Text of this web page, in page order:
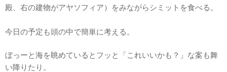
殿、右の建物がアヤソフィア）をみながらシミットを食べる。
今日の予定も頭の中で簡単に考える。
ぼっーと海を眺めているとフッと「これいいかも？」な案も舞
い降りたり。